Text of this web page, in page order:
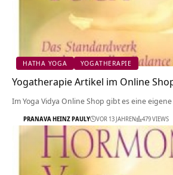
HATHA YOGA YOGATHERAPIE
Yogatherapie Artikel im Online
Im Yoga Vidya Online Shop gibt es eine
PRANAVA HEINZ PAULY VOR 13 JAHREN 479 VIEWS